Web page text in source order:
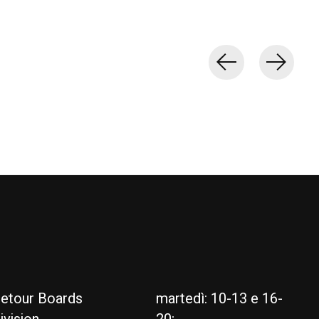
Boards
martedì: 10-13 e 16-